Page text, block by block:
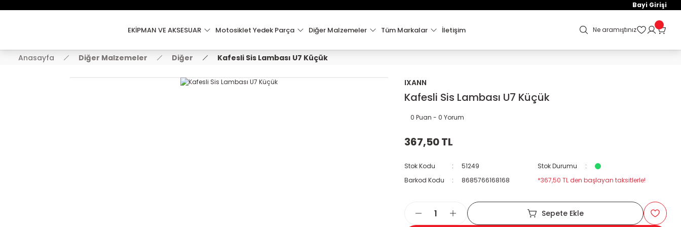
2000 TL VE ÜZERİ KARGO ÜCRETSİZ !
Bayi Girişi
EKİPMAN VE AKSESUAR Motosiklet Yedek Parça Diğer Malzemeler Tüm Markalar İletişim Ne aramıştınız
Anasayfa Diğer Malzemeler Diğer Kafesli Sis Lambası U7 Küçük
IXANN
Kafesli Sis Lambası U7 Küçük
0 Puan - 0 Yorum
367,50 TL
Stok Kodu 51249
Stok Durumu
Barkod Kodu
8685766168168 *367,50 TL den başlayan taksitlerle!
Sepete Ekle